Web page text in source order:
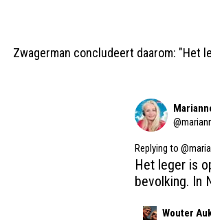
Zwagerman concludeert daarom: "Het
@
Replying to @
Het leger is
bevolking. In
Wouter